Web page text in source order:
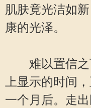
肌肤竟光洁如
康的光泽。
难以置信之
上显示的时间
一个月后。走